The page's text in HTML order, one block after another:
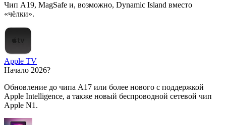
Чип A19, MagSafe и, возможно, Dynamic Island вместо
«чёлки».
Apple TV
Начало 2026?
Обновление до чипа A17 или более нового с поддержкой
Apple Intelligence, а также новый беспроводной сетевой чип
Apple N1.